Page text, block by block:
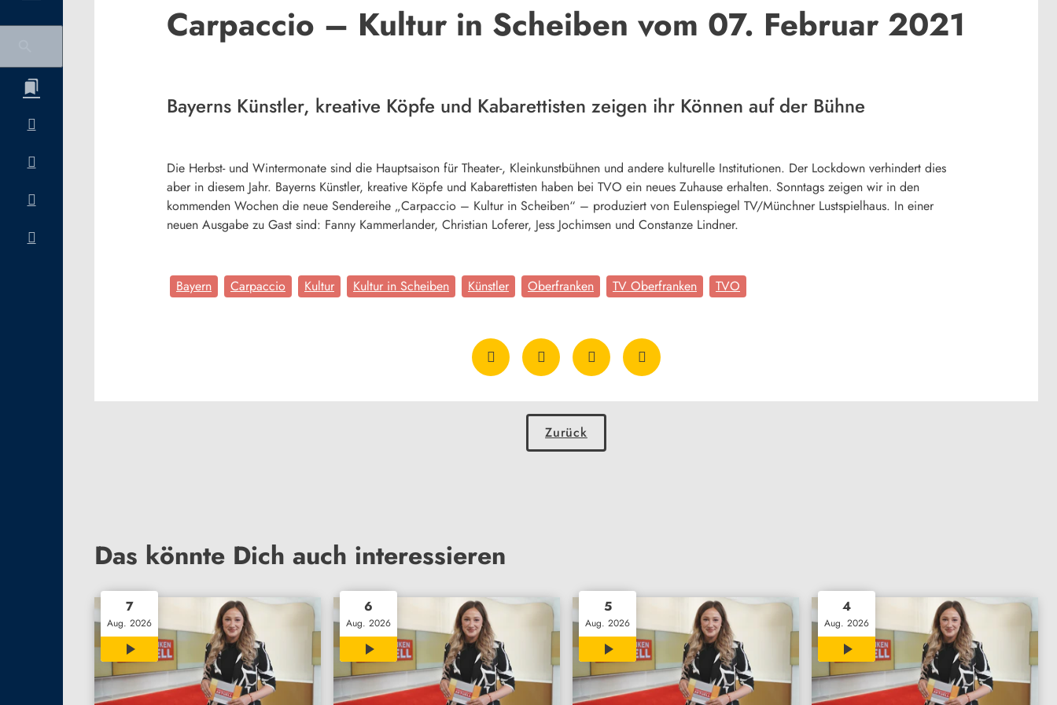
Carpaccio – Kultur in Scheiben vom 07. Februar 2021
Bayerns Künstler, kreative Köpfe und Kabarettisten zeigen ihr Können auf der Bühne
Die Herbst- und Wintermonate sind die Hauptsaison für Theater-, Kleinkunstbühnen und andere kulturelle Institutionen. Der Lockdown verhindert dies
aber in diesem Jahr. Bayerns Künstler, kreative Köpfe und Kabarettisten haben bei TVO ein neues Zuhause erhalten. Sonntags zeigen wir in den
kommenden Wochen die neue Sendereihe „Carpaccio – Kultur in Scheiben“ – produziert von Eulenspiegel TV/Münchner Lustspielhaus. In einer
neuen Ausgabe zu Gast sind: Fanny Kammerlander, Christian Loferer, Jess Jochimsen und Constanze Lindner.
Bayern Carpaccio Kultur Kultur in Scheiben Künstler Oberfranken TV Oberfranken TVO
Zurück
Das könnte Dich auch interessieren
7
Aug. 2026
30:02
6
Aug. 2026
30:02
5
Aug. 2026
30:03
4
Aug. 2026
30:02